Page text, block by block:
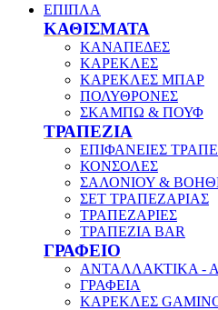
ΕΠΙΠΛΑ
ΚΑΘΙΣΜΑΤΑ
ΚΑΝΑΠΕΔΕΣ
ΚΑΡΕΚΛΕΣ
ΚΑΡΕΚΛΕΣ ΜΠΑΡ
ΠΟΛΥΘΡΟΝΕΣ
ΣΚΑΜΠΩ & ΠΟΥΦ
ΤΡΑΠΕΖΙΑ
ΕΠΙΦΑΝΕΙΕΣ
ΚΟΝΣΟΛΕΣ
ΣΑΛΟΝΙΟΥ &
ΣΕΤ ΤΡΑΠΕΖΑΡΙΑΣ
ΤΡΑΠΕΖΑΡΙΕΣ
ΤΡΑΠΕΖΙΑ BAR
ΓΡΑΦΕΙΟ
ΑΝΤΑΛΛΑΚΤΙΚΑ -
ΓΡΑΦΕΙΑ
ΚΑΡΕΚΛΕΣ